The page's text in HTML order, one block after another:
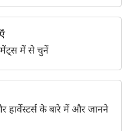
में से चुनें
हार्वेस्टर्स के बारे में और जानने